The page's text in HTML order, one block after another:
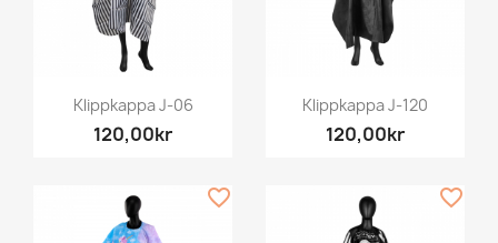
Klippkappa J-06
120,00kr
Klippkappa J-120
120,00kr
favorite_border favorite_border